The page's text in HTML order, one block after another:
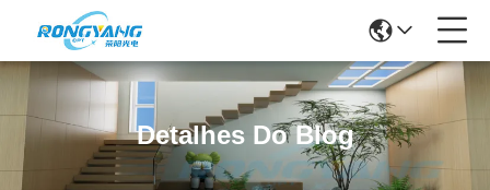
Detalhes Do Blog